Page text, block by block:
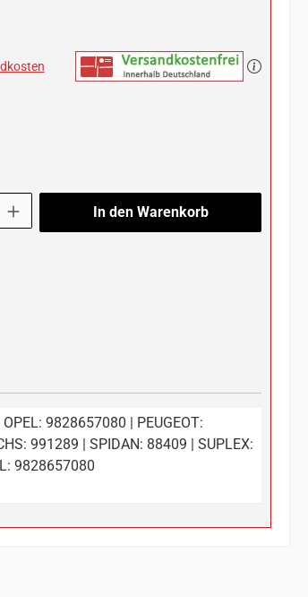
In den Warenkorb
9828657080 | PEUGEOT:
991289 | SPIDAN: 88409 | SUPLEX:
9828657080